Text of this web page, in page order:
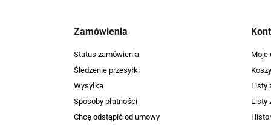
Zamówienia
Status zamówienia
Śledzenie przesyłki
Wysyłka
Sposoby płatności
Chcę odstąpić od umowy
Moje
Listy
Listy